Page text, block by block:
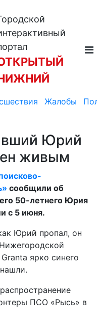
Жалобы
Юрий
живым
сообщили об
50-летнего Юрия
с 5 июня.
Юрий пропал, он
ярко синего
ПСО «Рысь» в